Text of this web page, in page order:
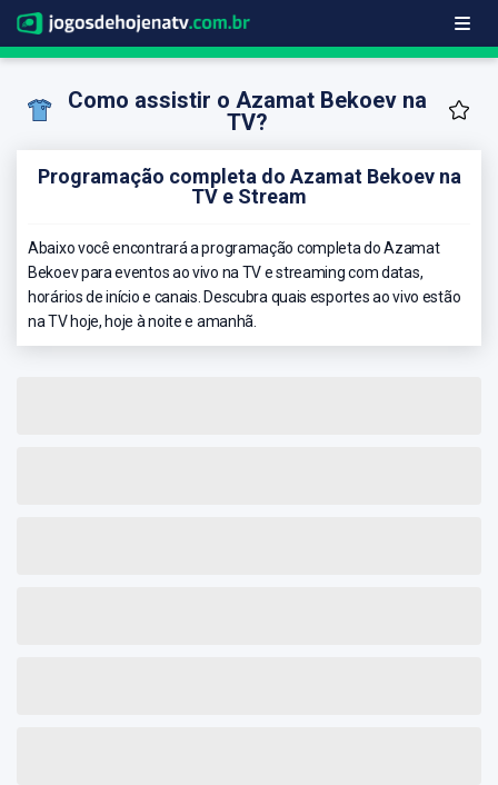
Como assistir o Azamat Bekoev na
TV?
Programação completa do Azamat Bekoev na
TV e Stream
Abaixo você encontrará a programação completa do Azamat
Bekoev para eventos ao vivo na TV e streaming com datas,
horários de início e canais. Descubra quais esportes ao vivo estão
na TV hoje, hoje à noite e amanhã.